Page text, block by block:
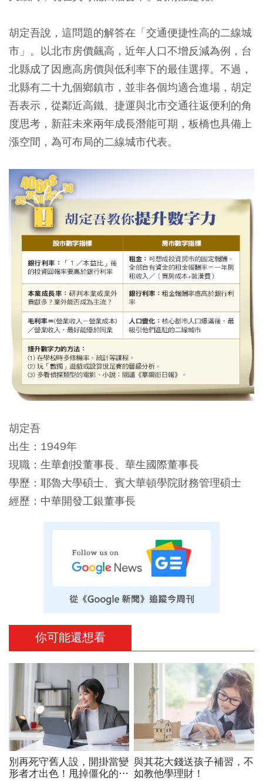
胡定吾說，這問題的解答在「交通便捷性高的二線城
市」。以北市房價飆高，近年人口不增反減為例，台
北縣成了因應高房價與低利率下的最佳選擇。不過，
北縣有二十九個鄉鎮市，並非各個均適合進場，胡定
吾表示，從鄰近高鐵、捷運與北市交通往返便利的角
度思考，新莊未來兩年成長潛能可期，板橋也具備上
漲空間，為可布局的二線城市代表。
胡定吾
出生：1949年
現職：生華創投董事長、華生國際董事長
學歷：耶魯大學碩士、賓大華頓學院財務管理碩士
經歷：中華開發工銀董事長
你可能還想看
別再死守舊人設，開掛當變
形者才出色！甩掉僵化的
與其花大錢送孩子補習，不
如教他學理財！